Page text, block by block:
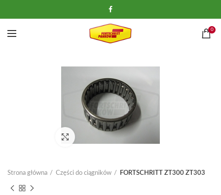
0
Kliknij, aby powiększyć
Strona główna Części do ciągników FORTSCHRITT ZT300 ZT303